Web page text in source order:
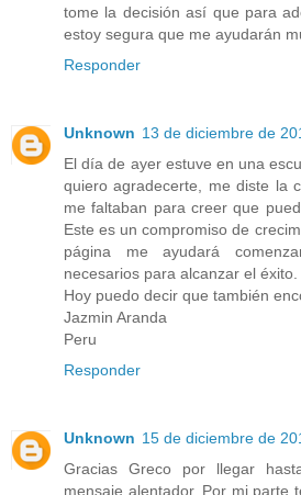
tome la decisión así que para
estoy segura que me ayudarán
Responder
Unknown 13 de diciembre de
El día de ayer estuve en una
quiero agradecerte, me diste la
me faltaban para creer que
Este es un compromiso de
página me ayudará
necesarios para alcanzar el éxito.
Hoy puedo decir que también
Jazmin Aranda
Peru
Responder
Unknown 15 de diciembre de
Gracias Greco por llegar
mensaje alentador. Por mi parte